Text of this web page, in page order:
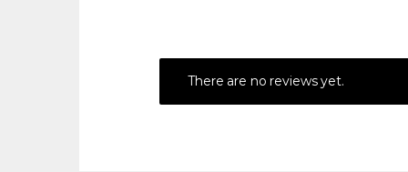
There are no reviews yet.